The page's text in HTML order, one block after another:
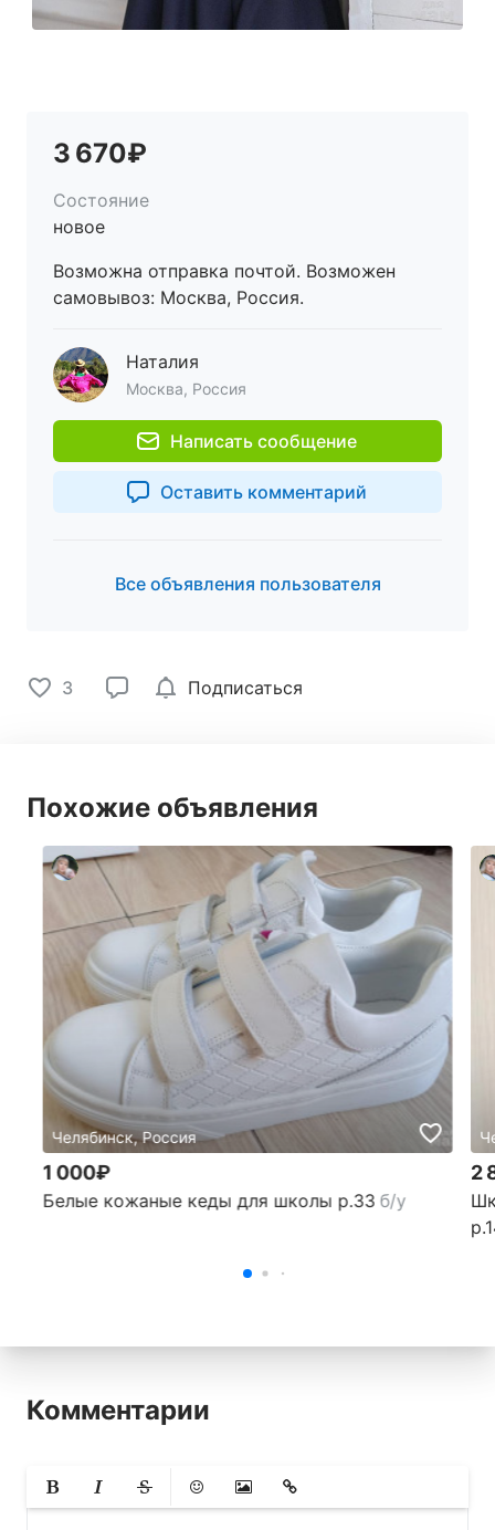
3 670₽
Состояние
новое
Возможна отправка почтой. Возможен
самовывоз: Москва, Россия.
Наталия
Москва, Россия
Написать сообщение
Оставить комментарий
Все объявления пользователя
3 Подписаться
Похожие объявления
Челябинск, Россия
1 000₽
Белые кожаные кеды для школы р.33 б/у
2
Комментарии
ЖирныйКурсивЗачеркнутый
СмайликиВставить изображение
Вставить ссылку